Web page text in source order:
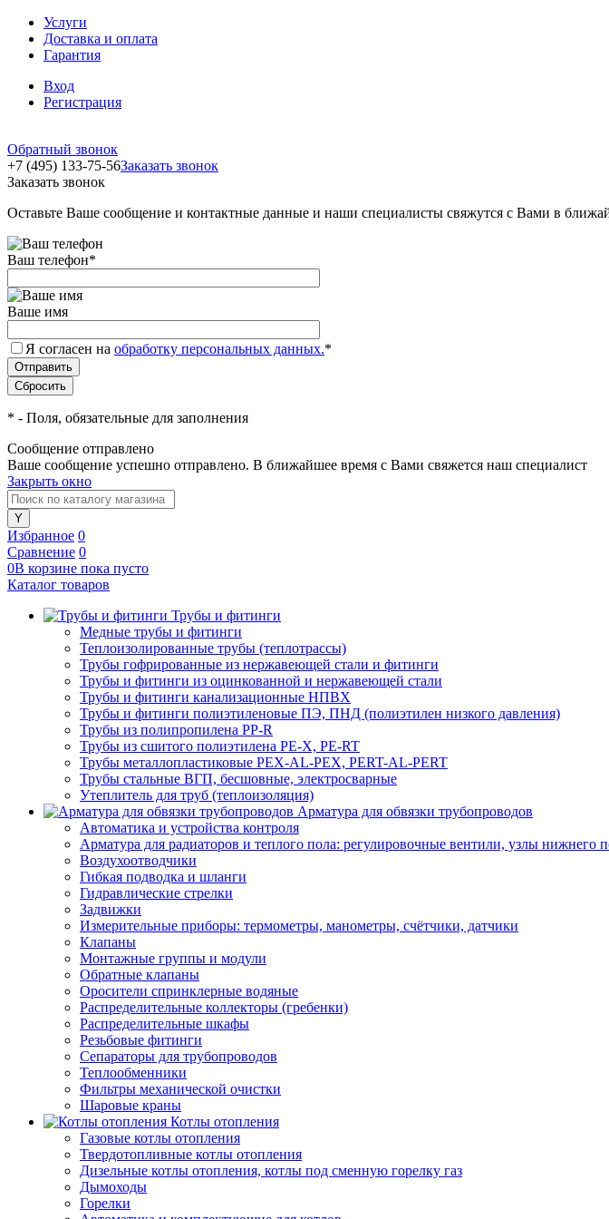
Услуги
Доставка и оплата
Гарантия
Вход
Регистрация
Обратный звонок
+7 (495) 133-75-56Заказать звонок
Заказать звонок
Оставьте Ваше сообщение и контактные данные и наши специалисты свяжутся с Вами в
Ваш телефон*
Ваше имя
Я согласен на обработку персональных данных.*
* - Поля, обязательные для заполнения
Сообщение отправлено
Ваше сообщение успешно отправлено. В ближайшее время с Вами свяжется наш специалист
Закрыть окно
Избранное 0
Сравнение 0
0В корзине пока пусто
Каталог товаров
Трубы и фитинги
Медные трубы и фитинги
Теплоизолированные трубы (теплотрассы)
Трубы гофрированные из нержавеющей стали и фитинги
Трубы и фитинги из оцинкованной и нержавеющей стали
Трубы и фитинги канализационные НПВХ
Трубы и фитинги полиэтиленовые ПЭ, ПНД (полиэтилен низкого давления)
Трубы из полипропилена PP-R
Трубы из сшитого полиэтилена PE-X, PE-RT
Трубы металлопластиковые PEX-AL-PEX, PERT-AL-PERT
Трубы стальные ВГП, бесшовные, электросварные
Утеплитель для труб (теплоизоляция)
Арматура для обвязки трубопроводов
Автоматика и устройства контроля
Арматура для радиаторов и теплого пола: регулировочные вентили, узлы нижнего
Воздухоотводчики
Гибкая подводка и шланги
Гидравлические стрелки
Задвижки
Измерительные приборы: термометры, манометры, счётчики, датчики
Клапаны
Монтажные группы и модули
Обратные клапаны
Оросители спринклерные водяные
Распределительные коллекторы (гребенки)
Распределительные шкафы
Резьбовые фитинги
Сепараторы для трубопроводов
Теплообменники
Фильтры механической очистки
Шаровые краны
Котлы отопления
Газовые котлы отопления
Твердотопливные котлы отопления
Дизельные котлы отопления, котлы под сменную горелку газ
Дымоходы
Горелки